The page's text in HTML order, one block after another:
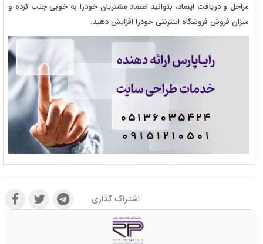
مراحل و دریافت اینماد، بتوانید اعتماد مشتریان خودرا به خوبی جلب کرده و
میزان فروش فروشگاه اینترنتی خودرا افزایش دهید.
اشتراک گذاری